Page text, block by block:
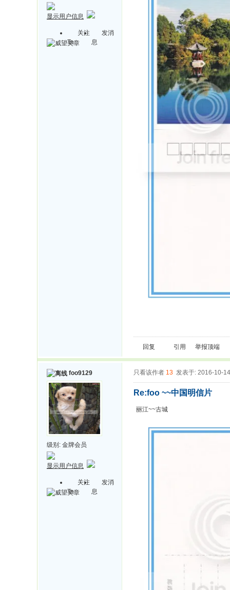
显示用户信息
关注
Ta
发消
息
回复 引用 举报顶端
foo9129
级别: 金牌会员
显示用户信息
关注
Ta
发消
息
只看该作者 13 发表于: 2016-10-14
Re:foo ~~中国明信片
丽江~~古城